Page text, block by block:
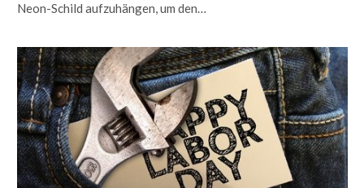
Neon-Schild aufzuhängen, um den…